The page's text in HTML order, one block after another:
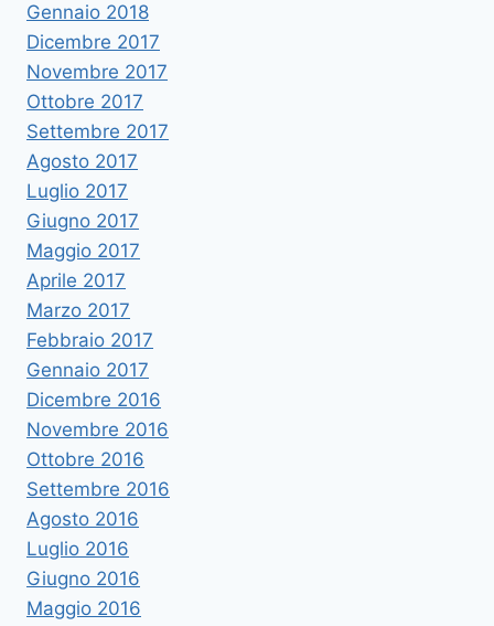
Gennaio 2018
Dicembre 2017
Novembre 2017
Ottobre 2017
Settembre 2017
Agosto 2017
Luglio 2017
Giugno 2017
Maggio 2017
Aprile 2017
Marzo 2017
Febbraio 2017
Gennaio 2017
Dicembre 2016
Novembre 2016
Ottobre 2016
Settembre 2016
Agosto 2016
Luglio 2016
Giugno 2016
Maggio 2016